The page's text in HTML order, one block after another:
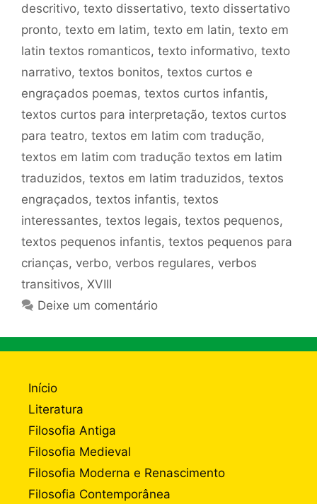
descritivo, texto dissertativo, texto dissertativo
pronto, texto em latim, texto em latin, texto em
latin textos romanticos, texto informativo, texto
narrativo, textos bonitos, textos curtos e
engraçados poemas, textos curtos infantis,
textos curtos para interpretação, textos curtos
para teatro, textos em latim com tradução,
textos em latim com tradução textos em latim
traduzidos, textos em latim traduzidos, textos
engraçados, textos infantis, textos
interessantes, textos legais, textos pequenos,
textos pequenos infantis, textos pequenos para
crianças, verbo, verbos regulares, verbos
transitivos, XVIII
Deixe um comentário
Início
Literatura
Filosofia Antiga
Filosofia Medieval
Filosofia Moderna e Renascimento
Filosofia Contemporânea